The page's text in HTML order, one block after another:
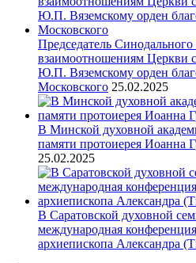
Председатель Синодального
взаимоотношениям
Ю.П. Вяземскому орден
Московского 25.02.2025
В Минской духовной
памяти протоиерея Иоанна
25.02.2025
В Саратовской духовной
международная
архиепископа Александра